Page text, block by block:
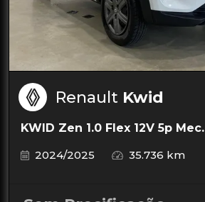
Renault Kwid
KWID Zen 1.0 Flex 12V 5p Mec.
2024/2025
35.736 km